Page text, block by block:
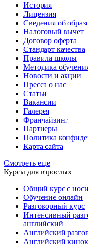
История
Лицензия
Сведения об
Налоговый вычет
Договор оферта
Стандарт качества
Правила школы
Методика
Новости и акции
Пресса о нас
Статьи
Вакансии
Галерея
Франчайзинг
Партнеры
Политика
Карта сайта
Смотреть еще
Курсы для взрослых
Общий курс с
Обучение онлайн
Разговорный курс
Интенсивный
английский
Английский
Английский